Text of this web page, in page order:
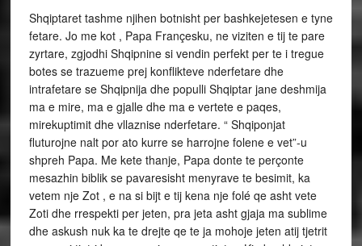
Shqiptaret tashme njihen botnisht per bashkejetesen e tyne
fetare. Jo me kot , Papa Françesku, ne viziten e tij te pare
zyrtare, zgjodhi Shqipnine si vendin perfekt per te i tregue
botes se trazueme prej konflikteve nderfetare dhe
intrafetare se Shqipnija dhe populli Shqiptar jane deshmija
ma e mire, ma e gjalle dhe ma e vertete e paqes,
mirekuptimit dhe vllaznise nderfetare. “ Shqiponjat
fluturojne nalt por ato kurre se harrojne folene e vet”-u
shpreh Papa. Me kete thanje, Papa donte te perçonte
mesazhin biblik se pavaresisht menyrave te besimit, ka
vetem nje Zot , e na si bijt e tij kena nje folé qe asht vete
Zoti dhe rrespekti per jeten, pra jeta asht gjaja ma sublime
dhe askush nuk ka te drejte qe te ja mohoje jeten atij tjetrit